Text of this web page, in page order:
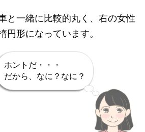
と一緒に比較的丸く、右の女性
円形になっています。
ホントだ・・・
だから、なに？なに？